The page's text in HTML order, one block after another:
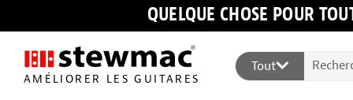
QUELQUE CHOSE POUR
AMÉLIORER LES GUITARES
Tout